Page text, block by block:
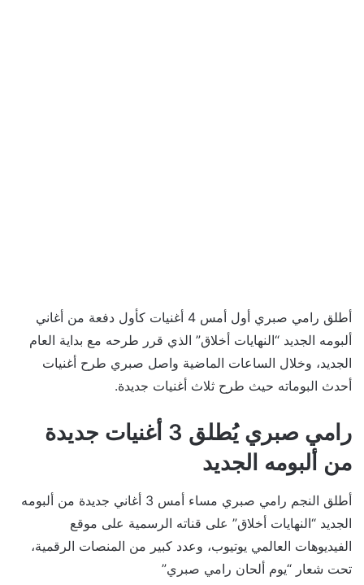
أطلق رامي صبري أول أمس 4 أغنيات كأول دفعة من أغاني
ألبومه الجديد “النهايات أخلاق” الذي قرر طرحه مع بداية العام
الجديد، وخلال الساعات الماضية واصل صبري طرح أغنيات
أحدث البوماته حيث طرح ثلاث أغنيات جديدة.
رامي صبري يُطلق 3 أغنيات جديدة
من ألبومه الجديد
أطلق النجم رامي صبري مساء أمس 3 أغاني جديدة من ألبومه
الجديد “النهايات أخلاق” على قناته الرسمية على موقع
الفيديوهات العالمي يوتيوب، وعدد كبير من المنصات الرقمية،
تحت شعار “يوم ألحان رامي صبري”